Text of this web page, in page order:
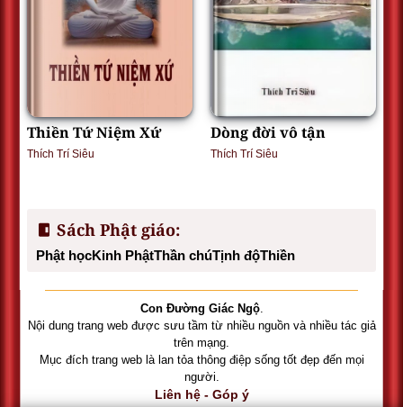
Thiền Tứ Niệm Xứ
Thích Trí Siêu
Dòng đời vô tận
Thích Trí Siêu
Sách Phật giáo:
Phật họcKinh PhậtThần chúTịnh độThiền
Con Đường Giác Ngộ.
Nội dung trang web được sưu tầm từ nhiều nguồn và nhiều tác giả
trên mạng.
Mục đích trang web là lan tỏa thông điệp sống tốt đẹp đến mọi
người.
Liên hệ - Góp ý